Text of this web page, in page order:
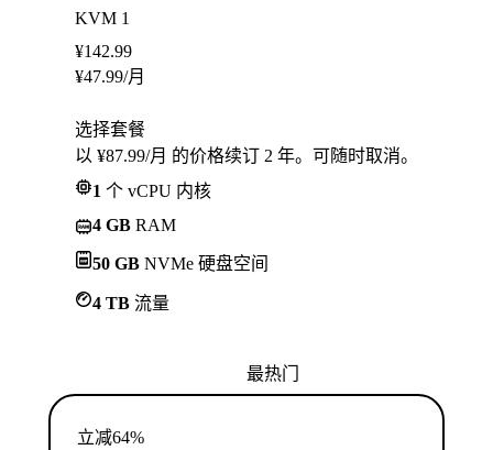
KVM 1
¥142.99
¥47.99/月
选择套餐
以 ¥87.99/月 的价格续订 2 年。可随时取消。
1 个 vCPU 内核
4 GB RAM
50 GB NVMe 硬盘空间
4 TB 流量
最热门
立减64%